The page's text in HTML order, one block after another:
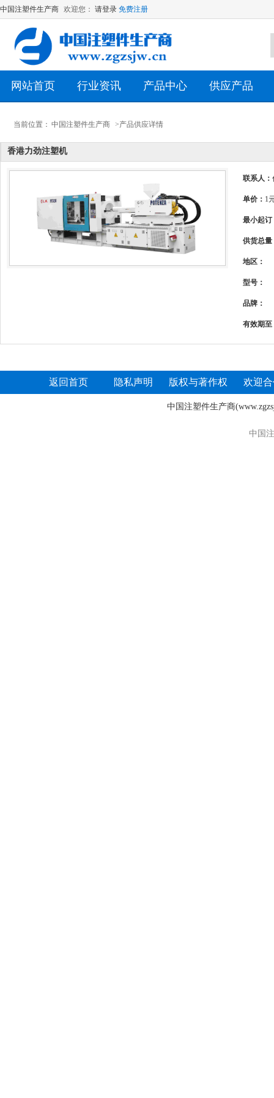
中国注塑件生产商 欢迎您： 请登录 免费注册
网站首页 行业资讯 产品中心 供应产品
当前位置： 中国注塑件生产商 >产品供应详情
香港力劲注塑机
联系人：
单价： 1
最小起订
供货总量
地区：
型号：
品牌：
有效期至
返回首页 隐私声明 版权与著作权 欢迎
中国注塑件生产商
中国